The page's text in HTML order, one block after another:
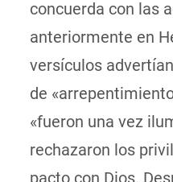
concuerda con las
anteriormente en
versículos
de
«fueron una vez
rechazaron los